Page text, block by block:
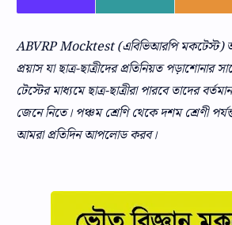
ABVRP Mocktest (এবিভিআরপি মকটেস্ট)
প্রয়াস যা ছাত্র-ছাত্রীদের প্রতিনিয়ত পড়াশোনার
টেস্টের মাধ্যমে ছাত্র-ছাত্রীরা পারবে তাদের
জেনে নিতে। পঞ্চম শ্রেণি থেকে দশম শ্রেণী
আমরা প্রতিদিন আপলোড করব।